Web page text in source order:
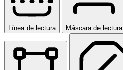
Línea de lectura Máscara de lectura